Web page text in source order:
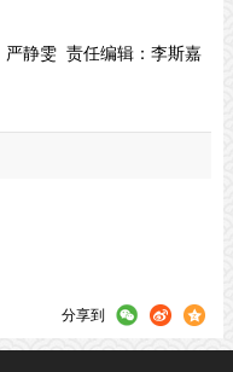
严静雯 责任编辑： 李斯嘉
分享到